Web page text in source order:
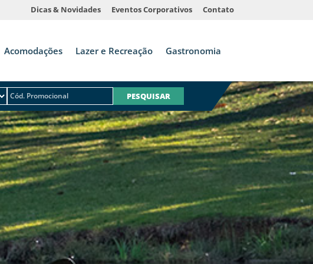
Dicas & Novidades Eventos Corporativos Contato
Acomodações Lazer e Recreação Gastronomia